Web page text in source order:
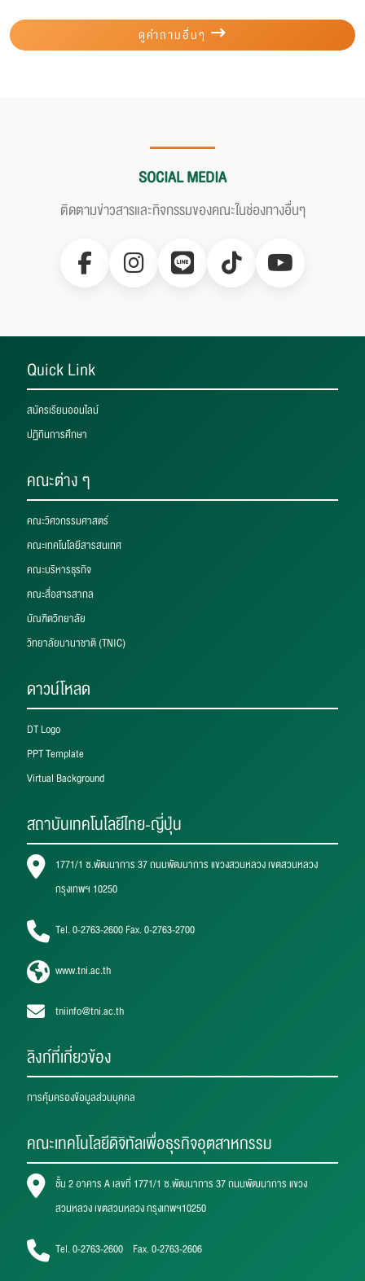
ดูคำถามอื่นๆ
SOCIAL MEDIA
ติดตามข่าวสารและกิจกรรมของคณะในช่องทางอื่นๆ
Quick Link
สมัครเรียนออนไลน์
ปฏิทินการศึกษา
คณะต่าง ๆ
คณะวิศวกรรมศาสตร์
คณะเทคโนโลยีสารสนเทศ
คณะบริหารธุรกิจ
คณะสื่อสารสากล
บัณฑิตวิทยาลัย
วิทยาลัยนานาชาติ (TNIC)
ดาวน์โหลด
DT Logo
PPT Template
Virtual Background
สถาบันเทคโนโลยีไทย-ญี่ปุ่น
1771/1 ซ.พัฒนาการ 37 ถนนพัฒนาการ แขวงสวนหลวง เขตสวนหลวง
กรุงเทพฯ 10250
Tel. 0-2763-2600 Fax. 0-2763-2700
www.tni.ac.th
tniinfo@tni.ac.th
ลิงก์ที่เกี่ยวข้อง
การคุ้มครองข้อมูลส่วนบุคคล
คณะเทคโนโลยีดิจิทัลเพื่อธุรกิจอุตสาหกรรม
ชั้น 2 อาคาร A เลขที่ 1771/1 ซ.พัฒนาการ 37 ถนนพัฒนาการ แขวง
สวนหลวง เขตสวนหลวง กรุงเทพฯ10250
Tel. 0-2763-2600 Fax. 0-2763-2606